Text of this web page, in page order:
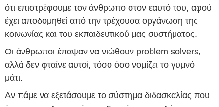
ότι επιστρέφουμε τον άνθρωπο στον εαυτό του, αφού
έχει αποδομηθεί από την τρέχουσα οργάνωση της
κοινωνίας και του εκπαιδευτικού μας συστήματος.
Οι άνθρωποι έπαψαν να νιώθουν problem solvers,
αλλά δεν φταίνε αυτοί, τόσο όσο νομίζει το γυμνό
μάτι.
Αν πάμε να εξετάσουμε το σύστημα διδασκαλίας που